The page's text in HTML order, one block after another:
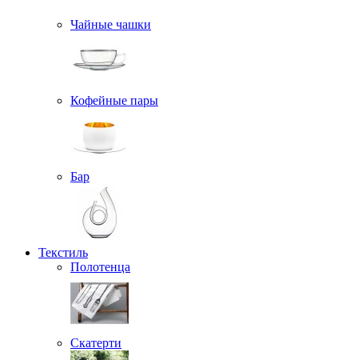
Чайные чашки
Кофейные пары
Бар
Текстиль
Полотенца
Скатерти